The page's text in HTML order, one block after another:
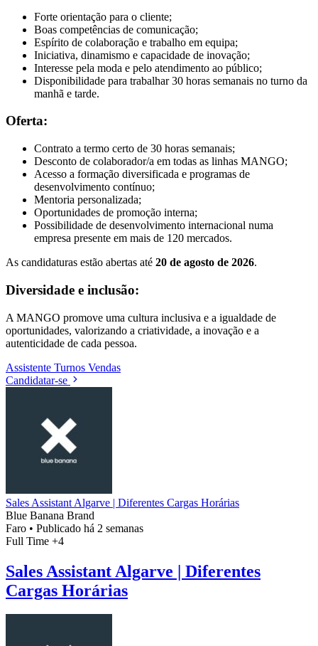
Forte orientação para o cliente;
Boas competências de comunicação;
Espírito de colaboração e trabalho em equipa;
Iniciativa, dinamismo e capacidade de inovação;
Interesse pela moda e pelo atendimento ao público;
Disponibilidade para trabalhar 30 horas semanais no turno da
manhã e tarde.
Oferta:
Contrato a termo certo de 30 horas semanais;
Desconto de colaborador/a em todas as linhas MANGO;
Acesso a formação diversificada e programas de
desenvolvimento contínuo;
Mentoria personalizada;
Oportunidades de promoção interna;
Possibilidade de desenvolvimento internacional numa
empresa presente em mais de 120 mercados.
As candidaturas estão abertas até 20 de agosto de 2026.
Diversidade e inclusão:
A MANGO promove uma cultura inclusiva e a igualdade de
oportunidades, valorizando a criatividade, a inovação e a
autenticidade de cada pessoa.
Assistente Turnos Vendas
Candidatar-se
Sales Assistant Algarve | Diferentes Cargas Horárias
Blue Banana Brand
Faro • Publicado há 2 semanas
Full Time +4
Sales Assistant Algarve | Diferentes
Cargas Horárias